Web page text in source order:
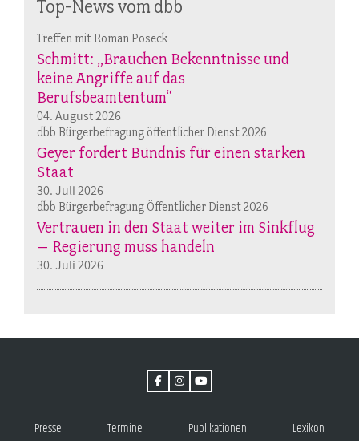
Top-News vom dbb
Treffen mit Roman Poseck
Schmitt: „Brauchen Bekenntnisse und
keine Angriffe auf das
Berufsbeamtentum“
04. August 2026
dbb Bürgerbefragung öffentlicher Dienst 2026
Geyer fordert Bündnis für einen starken
Staat
30. Juli 2026
dbb Bürgerbefragung Öffentlicher Dienst 2026
Vertrauen in den Staat weiter im Sinkflug
– Regierung muss handeln
30. Juli 2026
Presse Termine Publikationen Lexikon